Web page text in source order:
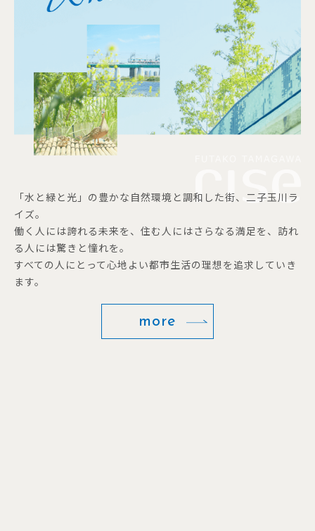
「水と緑と光」の豊かな自然環境と調和した街、二子玉川ラ
イズ。
働く人には誇れる未来を、住む人にはさらなる満足を、訪れ
る人には驚きと憧れを。
すべての人にとって心地よい都市生活の理想を追求していき
ます。
more